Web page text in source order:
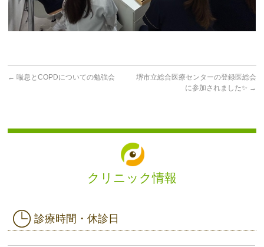
← 喘息とCOPDについての勉強会
堺市立総合医療センターの登録医総会
に参加されました✨ →
クリニック情報
診療時間・休診日